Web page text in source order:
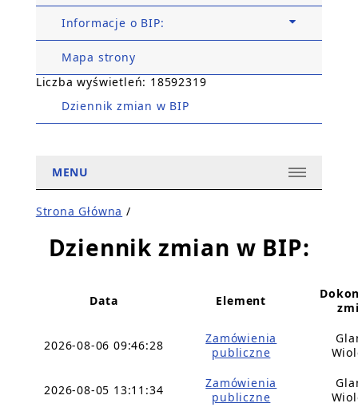
Informacje o BIP:
Mapa strony
Liczba wyświetleń: 18592319
Dziennik zmian w BIP
MENU
Strona Główna /
Dziennik zmian w BIP:
Data Element
2026-08-06 09:46:28
Zamówienia
publiczne
2026-08-05 13:11:34
Zamówienia
publiczne